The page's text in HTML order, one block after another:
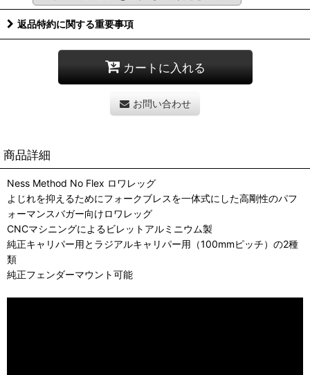
返品特約に関する重要事項
カートに入れる
お問い合わせ
商品詳細
Ness Method No Flex ロワレッグ
よじれを抑えるためにフォークブレスを一体式にした高剛性のパフ
ォーマンスバガー向けロワレッグ
CNCマシニングによるビレットアルミニウム製
純正キャリパー用とラジアルキャリパー用（100mmピッチ）の2種
類
純正フェンダーマウント可能